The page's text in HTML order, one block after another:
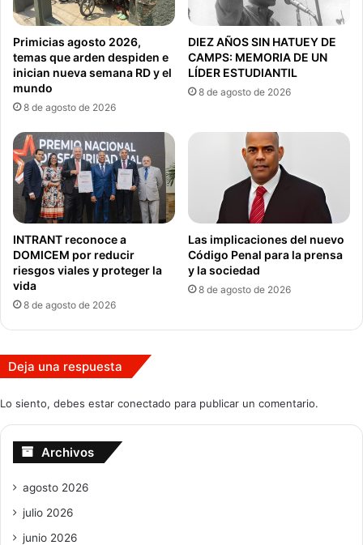
Primicias agosto 2026,
temas que arden despiden e
inician nueva semana RD y el
mundo
8 de agosto de 2026
DIEZ AÑOS SIN HATUEY DE
CAMPS: MEMORIA DE UN
LÍDER ESTUDIANTIL
8 de agosto de 2026
INTRANT reconoce a
DOMICEM por reducir
riesgos viales y proteger la
vida
8 de agosto de 2026
Las implicaciones del nuevo
Código Penal para la prensa
y la sociedad
8 de agosto de 2026
Deja una respuesta
Lo siento, debes estar conectado para publicar un comentario.
Archivos
agosto 2026
julio 2026
junio 2026